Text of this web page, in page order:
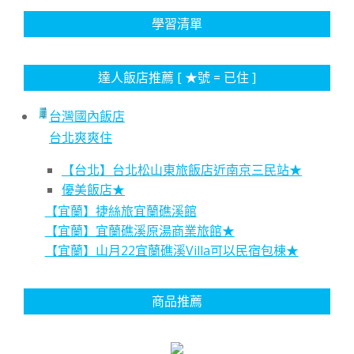
學習清單
達人飯店推薦 [ ★號 = 已住 ]
台灣國內飯店
台北爽爽住
【台北】台北松山東旅飯店近南京三民站★
優美飯店★
【宜蘭】捷絲旅宜蘭礁溪館
【宜蘭】宜蘭礁溪原湯商業旅館★
【宜蘭】山月22宜蘭礁溪Villa可以民宿包棟★
商品推薦